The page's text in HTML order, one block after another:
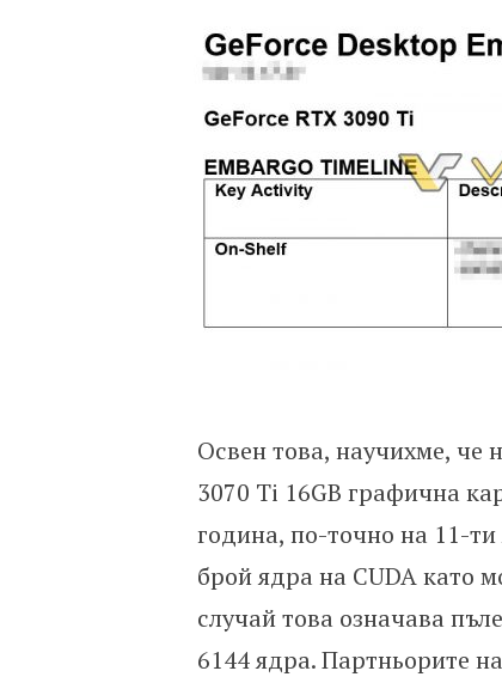
Освен това, научихме, че
3070 Ti 16GB графична
година, по-точно на 11-
брой ядра на CUDA като
случай това означава
6144 ядра. Партньорите